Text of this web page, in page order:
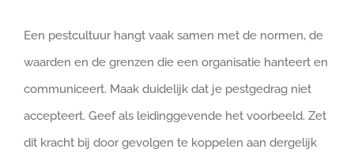
Een pestcultuur hangt vaak samen met de normen, de
waarden en de grenzen die een organisatie hanteert en
communiceert. Maak duidelijk dat je pestgedrag niet
accepteert. Geef als leidinggevende het voorbeeld. Zet
dit kracht bij door gevolgen te koppelen aan dergelijk